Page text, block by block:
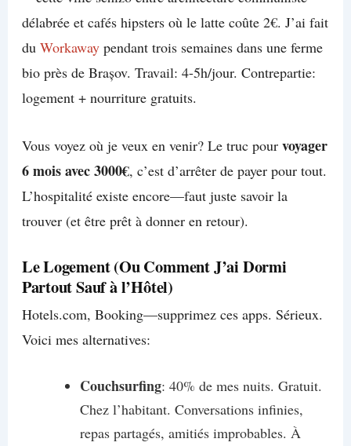
délabrée et cafés hipsters où le latte coûte 2€. J’ai fait
du Workawaypendant trois semaines dans une ferme
bio près de Brașov. Travail: 4-5h/jour. Contrepartie:
logement + nourriture gratuits.
Vous voyez où je veux en venir? Le truc pour voyager
6 mois avec 3000€, c’est d’arrêter de payer pour tout.
L’hospitalité existe encore—faut juste savoir la
trouver (et être prêt à donner en retour).
Le Logement (Ou Comment J’ai Dormi
Partout Sauf à l’Hôtel)
Hotels.com, Booking—supprimez ces apps. Sérieux.
Voici mes alternatives:
Couchsurfing: 40% de mes nuits. Gratuit.
Chez l’habitant. Conversations infinies,
repas partagés, amitiés improbables. À